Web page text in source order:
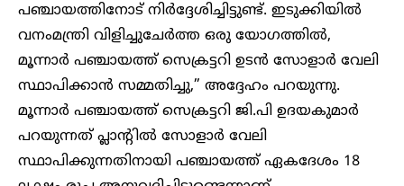
പഞ്ചായത്തിനോട് നിർദ്ദേശിച്ചിട്ടുണ്ട്. ഇടുക്കിയിൽ
വനംമന്ത്രി വിളിച്ചുചേർത്ത ഒരു യോഗത്തിൽ,
മൂന്നാർ പഞ്ചായത്ത് സെക്രട്ടറി ഉടൻ സോളാർ വേലി
സ്ഥാപിക്കാൻ സമ്മതിച്ചു,” അദ്ദേഹം പറയുന്നു.
മൂന്നാർ പഞ്ചായത്ത് സെക്രട്ടറി ജി.പി ഉദയകുമാർ
പറയുന്നത് പ്ലാന്റിൽ സോളാർ വേലി
സ്ഥാപിക്കുന്നതിനായി പഞ്ചായത്ത് ഏകദേശം 18